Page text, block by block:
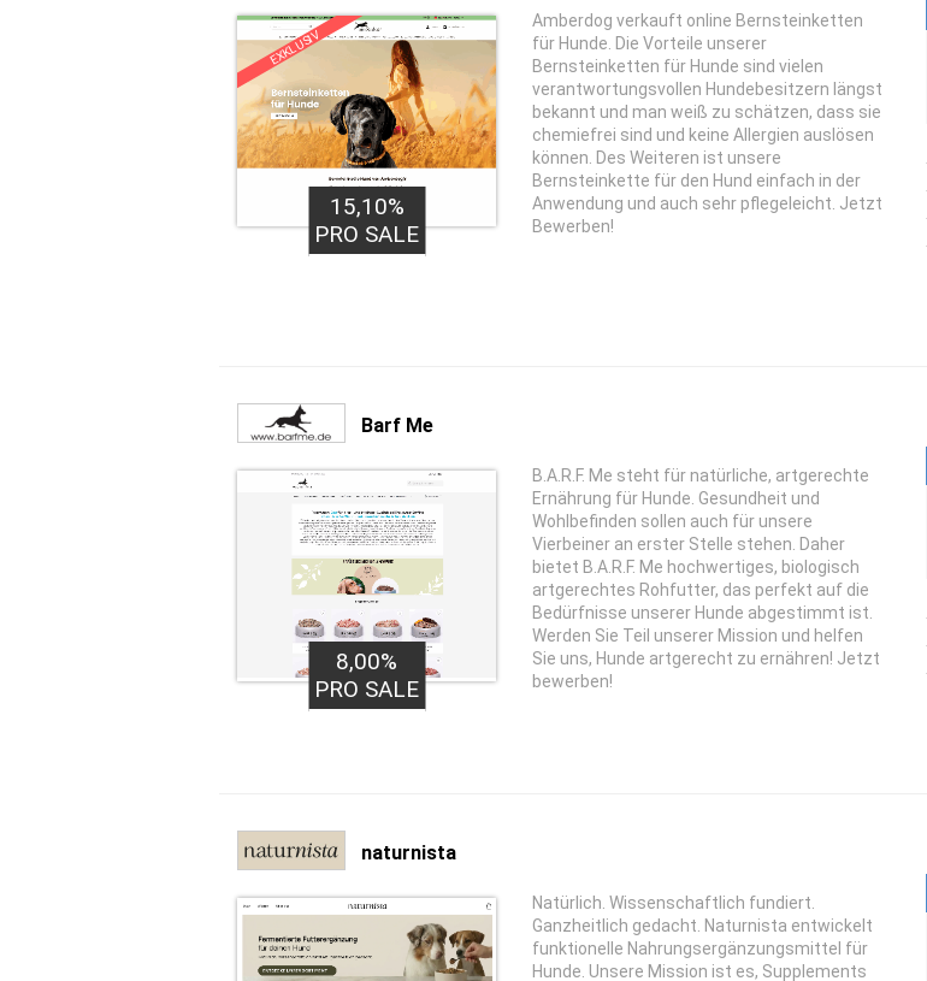
EXKLUSIV
15,10%
PRO SALE
Amberdog verkauft online Bernsteinketten
für Hunde. Die Vorteile unserer
Bernsteinketten für Hunde sind vielen
verantwortungsvollen Hundebesitzern längst
bekannt und man weiß zu schätzen, dass sie
chemiefrei sind und keine Allergien auslösen
können. Des Weiteren ist unsere
Bernsteinkette für den Hund einfach in der
Anwendung und auch sehr pflegeleicht. Jetzt
Bewerben!
Barf Me
8,00%
PRO SALE
B.A.R.F. Me steht für natürliche, artgerechte
Ernährung für Hunde. Gesundheit und
Wohlbefinden sollen auch für unsere
Vierbeiner an erster Stelle stehen. Daher
bietet B.A.R.F. Me hochwertiges, biologisch
artgerechtes Rohfutter, das perfekt auf die
Bedürfnisse unserer Hunde abgestimmt ist.
Werden Sie Teil unserer Mission und helfen
Sie uns, Hunde artgerecht zu ernähren! Jetzt
bewerben!
naturnista
Natürlich. Wissenschaftlich fundiert.
Ganzheitlich gedacht. Naturnista entwickelt
funktionelle Nahrungsergänzungsmittel für
Hunde. Unsere Mission ist es, Supplements